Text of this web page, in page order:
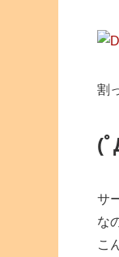
割
(ﾟ
サ
な
こ